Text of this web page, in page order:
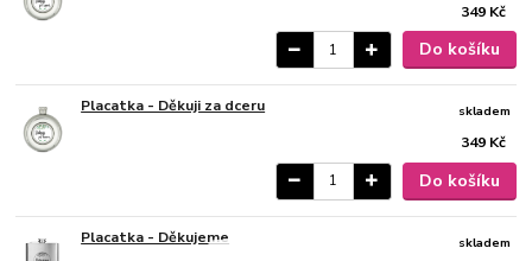
349 Kč
Do košíku
Placatka - Děkuji za dceru
349 Kč
skladem
Do košíku
Placatka - Děkujeme
skladem